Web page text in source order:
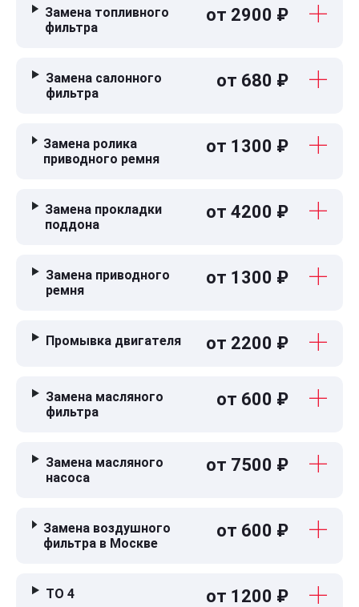
Замена топливного
фильтра
от 2900 ₽
Замена салонного
фильтра
от 680 ₽
Замена ролика
приводного ремня
от 1300 ₽
Замена прокладки
поддона
от 4200 ₽
Замена приводного
ремня
от 1300 ₽
Промывка двигателя от 2200 ₽
Замена масляного
фильтра
от 600 ₽
Замена масляного
насоса
от 7500 ₽
Замена воздушного
фильтра в Москве
от 600 ₽
ТО 4 от 1200 ₽